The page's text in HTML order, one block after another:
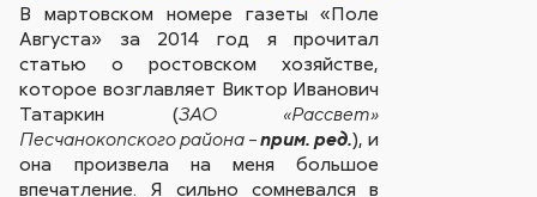
В мартовском номере газеты «Поле
Августа» за 2014 год я прочитал
статью о ростовском хозяйстве,
которое возглавляет Виктор Иванович
Татаркин (ЗАО «Рассвет»
Песчанокопского района –прим. ред.), и
она произвела на меня большое
впечатление. Я сильно сомневался в